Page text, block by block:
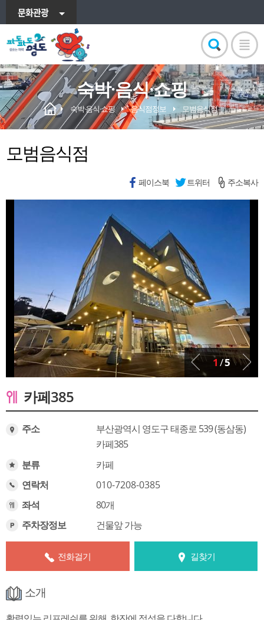
문화관광
숙박·음식·쇼핑
숙박·음식·쇼핑 음식점정보 모범음식점
모범음식점
페이스북 트위터 주소복사
1 /5
카페385
주소
부산광역시 영도구 태종로 539 (동삼동)
카페385
분류
카페
연락처
010-7208-0385
좌석
80개
주차장정보
건물앞 가능
전화걸기 길찾기
소개